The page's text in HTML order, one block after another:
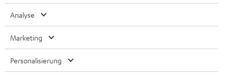
IN-EAR-KOPFHÖRER
FANSHOP
NEUHEITEN
UNSER MANAGEMENT
NACHHALTIGKEIT
UNSERE WERTE
SPANIEN
ITALIEN
Technische Änderungen, Tippfehler und Irrtum vorbehalten. Das auf unseren
Fotos abgebildete Zubehör ist nicht im Lieferumfang enthalten. Etwaige
Analyse
Marketing
Personalisierung